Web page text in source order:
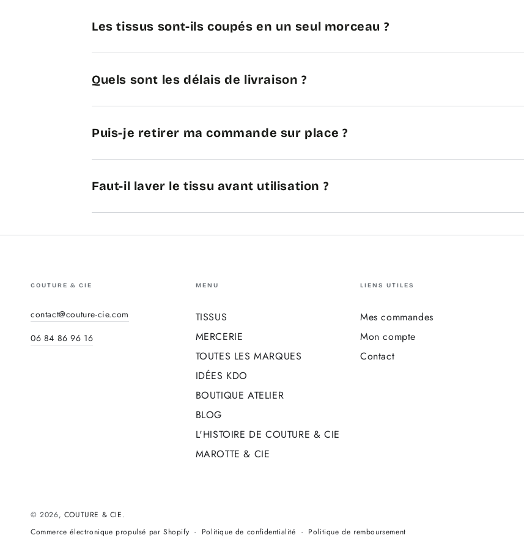
Les tissus sont-ils coupés en un seul morceau ?
Quels sont les délais de livraison ?
Puis-je retirer ma commande sur place ?
Faut-il laver le tissu avant utilisation ?
COUTURE & CIE
contact@couture-cie.com
06 84 86 96 16
MENU
TISSUS
MERCERIE
TOUTES LES MARQUES
IDÉES KDO
BOUTIQUE ATELIER
BLOG
L'HISTOIRE DE COUTURE & CIE
MAROTTE & CIE
LIENS UTILES
Mes commandes
Mon compte
Contact
© 2026, COUTURE & CIE.
Commerce électronique propulsé par Shopify
Politique de confidentialité Politique de remboursement